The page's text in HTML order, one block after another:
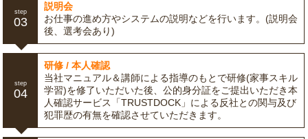
step
03
説明会
お仕事の進め方やシステムの説明などを行います。(説明会
後、選考会あり)
step
04
研修 / 本人確認
当社マニュアル＆講師による指導のもとで研修(家事スキル
学習)を修了いただいた後、公的身分証をご提出いただき本
人確認サービス「TRUSTDOCK」による反社との関与及び
犯罪歴の有無を確認させていただきます。